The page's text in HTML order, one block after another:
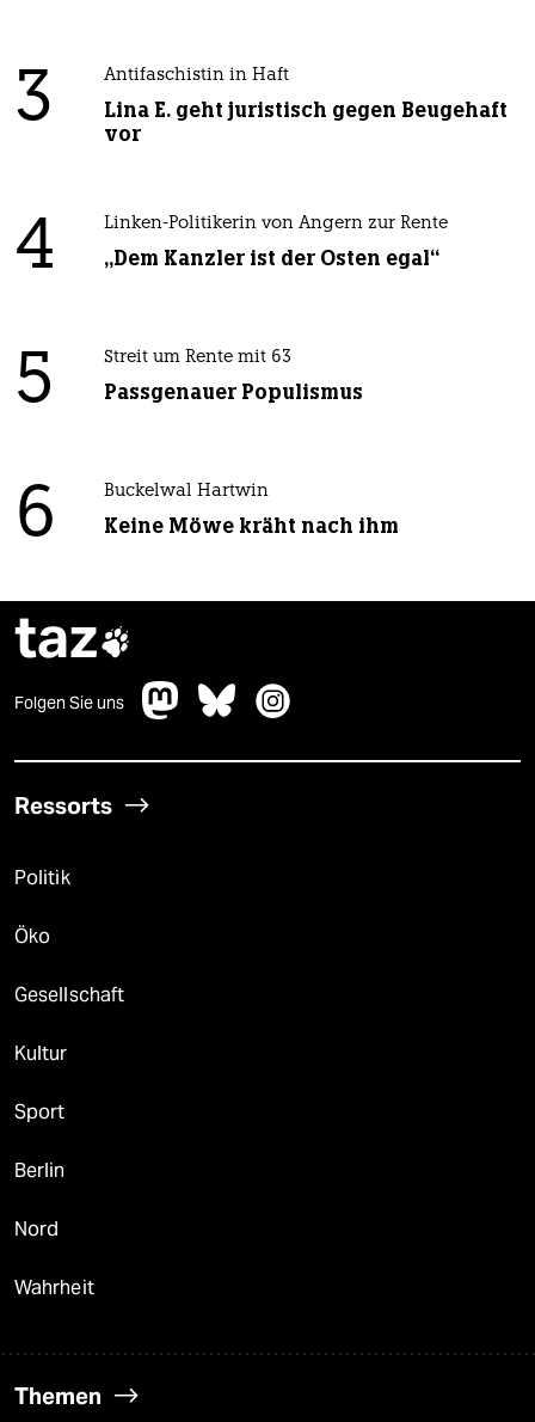
3 Antifaschistin in Haft
Lina E. geht juristisch gegen Beugehaft
vor
4 Linken-Politikerin von Angern zur Rente
„Dem Kanzler ist der Osten egal“
5 Streit um Rente mit 63
Passgenauer Populismus
6 Buckelwal Hartwin
Keine Möwe kräht nach ihm
taz
Folgen Sie uns
Ressorts
Politik
Öko
Gesellschaft
Kultur
Sport
Berlin
Nord
Wahrheit
Themen